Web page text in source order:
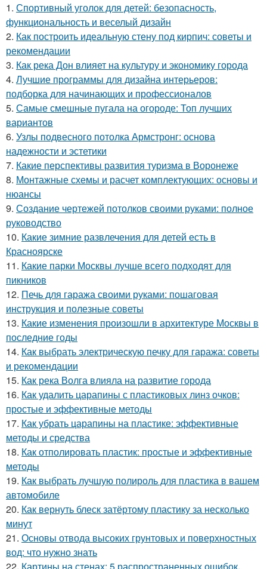
1. Спортивный уголок для детей: безопасность,
функциональность и веселый дизайн
2. Как построить идеальную стену под кирпич: советы и
рекомендации
3. Как река Дон влияет на культуру и экономику города
4. Лучшие программы для дизайна интерьеров:
подборка для начинающих и профессионалов
5. Самые смешные пугала на огороде: Топ лучших
вариантов
6. Узлы подвесного потолка Армстронг: основа
надежности и эстетики
7. Какие перспективы развития туризма в Воронеже
8. Монтажные схемы и расчет комплектующих: основы и
нюансы
9. Создание чертежей потолков своими руками: полное
руководство
10. Какие зимние развлечения для детей есть в
Красноярске
11. Какие парки Москвы лучше всего подходят для
пикников
12. Печь для гаража своими руками: пошаговая
инструкция и полезные советы
13. Какие изменения произошли в архитектуре Москвы в
последние годы
14. Как выбрать электрическую печку для гаража: советы
и рекомендации
15. Как река Волга влияла на развитие города
16. Как удалить царапины с пластиковых линз очков:
простые и эффективные методы
17. Как убрать царапины на пластике: эффективные
методы и средства
18. Как отполировать пластик: простые и эффективные
методы
19. Как выбрать лучшую полироль для пластика в вашем
автомобиле
20. Как вернуть блеск затёртому пластику за несколько
минут
21. Основы отвода высоких грунтовых и поверхностных
вод: что нужно знать